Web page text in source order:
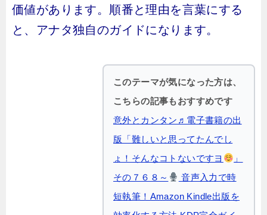
価値があります。順番と理由を言葉にする
と、アナタ独自のガイドになります。
このテーマが気になった方は、
こちらの記事もおすすめです
意外とカンタン♬電子書籍の出
版「難しいと思ってたんでし
ょ！そんなコトないですヨ
」
その７６８～
音声入力で時
短執筆！Amazon Kindle出版を